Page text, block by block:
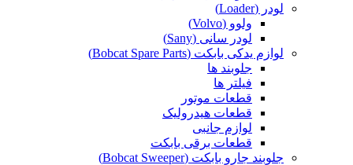
لودر (Loader)
ولوو (Volvo)
لودر سانی (Sany)
لوازم یدکی بابکت (Bobcat Spare Parts)
جلوبند ها
فیلتر ها
قطعات موتور
قطعات هیدرولیک
لوازم جانبی
قطعات برقی بابکت
جلوبند جارو بابکت (Bobcat Sweeper)